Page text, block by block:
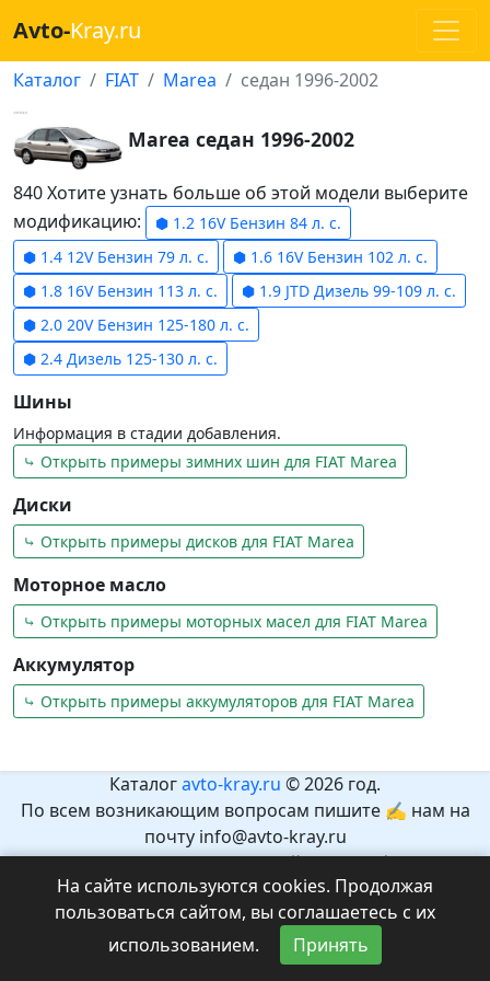
Avto-Kray.ru
Каталог FIAT Marea седан 1996-2002
Marea седан 1996-2002
840 Хотите узнать больше об этой модели выберите
модификацию:
⬢ 1.2 16V Бензин 84 л. с.
⬢ 1.4 12V Бензин 79 л. с.
⬢ 1.6 16V Бензин 102 л. с.
⬢ 1.8 16V Бензин 113 л. с.
⬢ 1.9 JTD Дизель 99-109 л. с.
⬢ 2.0 20V Бензин 125-180 л. с.
⬢ 2.4 Дизель 125-130 л. с.
Шины
Информация в стадии добавления.
⤷ Открыть примеры зимних шин для FIAT Marea
Диски
⤷ Открыть примеры дисков для FIAT Marea
Моторное масло
⤷ Открыть примеры моторных масел для FIAT Marea
Аккумулятор
⤷ Открыть примеры аккумуляторов для FIAT Marea
Каталогavto-kray.ru © 2026 год.
По всем возникающим вопросам пишите ✍ нам на
почту info@avto-kray.ru
Согласно закону №436-ФЗ, на сайте нет информации,
которая может причинить вред здоровью и развитию
детей.
Рекомендуемый возраст 12+.
На сайте используются cookies. Продолжая
пользоваться сайтом, вы соглашаетесь с их
использованием.
Принять